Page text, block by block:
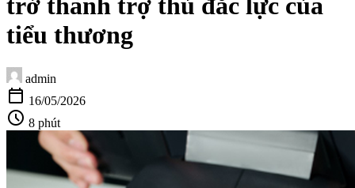
trở thành trợ thủ đắc lực của
tiểu thương
admin
calendar_today 16/05/2026
schedule 8 phút